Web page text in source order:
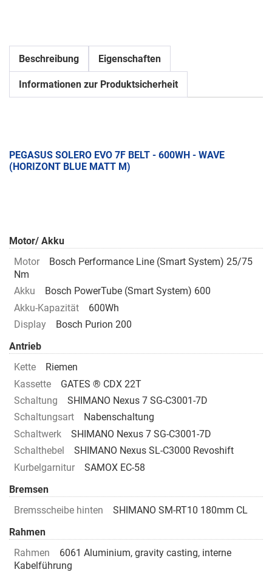
Beschreibung Eigenschaften
Informationen zur Produktsicherheit
PEGASUS SOLERO EVO 7F BELT - 600WH - WAVE
(HORIZONT BLUE MATT M)
Motor/ Akku
Motor
Bosch Performance Line (Smart System) 25/75
Nm
Akku
Bosch PowerTube (Smart System) 600
Akku-Kapazität
600Wh
Display
Bosch Purion 200
Antrieb
Kette
Riemen
Kassette
GATES ® CDX 22T
Schaltung
SHIMANO Nexus 7 SG-C3001-7D
Schaltungsart
Nabenschaltung
Schaltwerk
SHIMANO Nexus 7 SG-C3001-7D
Schalthebel
SHIMANO Nexus SL-C3000 Revoshift
Kurbelgarnitur
SAMOX EC-58
Bremsen
Bremsscheibe hinten
SHIMANO SM-RT10 180mm CL
Rahmen
Rahmen
6061 Aluminium, gravity casting, interne
Kabelführung